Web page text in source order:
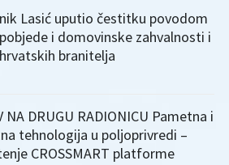
Lasić uputio čestitku povodom
i domovinske zahvalnosti i
branitelja
NA DRUGU RADIONICU Pametna i
tehnologija u poljoprivredi –
CROSSMART platforme